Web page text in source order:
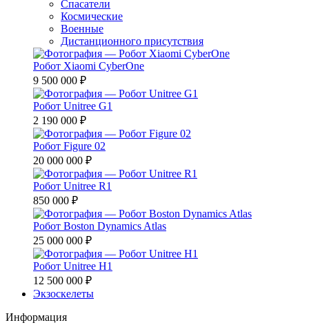
Спасатели
Космические
Военные
Дистанционного присутствия
Робот Xiaomi CyberOne
9 500 000 ₽
Робот Unitree G1
2 190 000 ₽
Робот Figure 02
20 000 000 ₽
Робот Unitree R1
850 000 ₽
Робот Boston Dynamics Atlas
25 000 000 ₽
Робот Unitree H1
12 500 000 ₽
Экзоскелеты
Информация